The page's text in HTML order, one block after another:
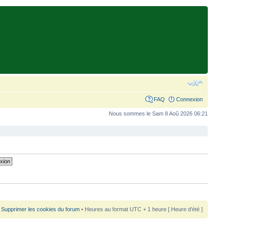
FAQ Connexion
Nous sommes le Sam 8 Aoû 2026 06:21
Supprimer les cookies du forum• Heures au format UTC + 1 heure [ Heure d’été ]